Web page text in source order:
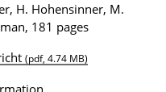
H. Hohensinner, M.
181 pages
(pdf, 4.74 MB)